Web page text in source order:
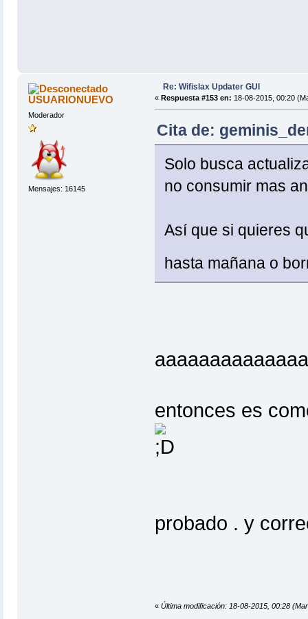
USUARIONUEVO
Moderador
Mensajes: 16145
Re: Wifislax Updater GUI
« Respuesta #153 en: 18-08-2015, 00:20
Cita de:
Solo busca
no consumir mas
Así que si quieres
hasta mañana o
entonces es
probado . y
« Última modificación: 18-08-2015, 00:28